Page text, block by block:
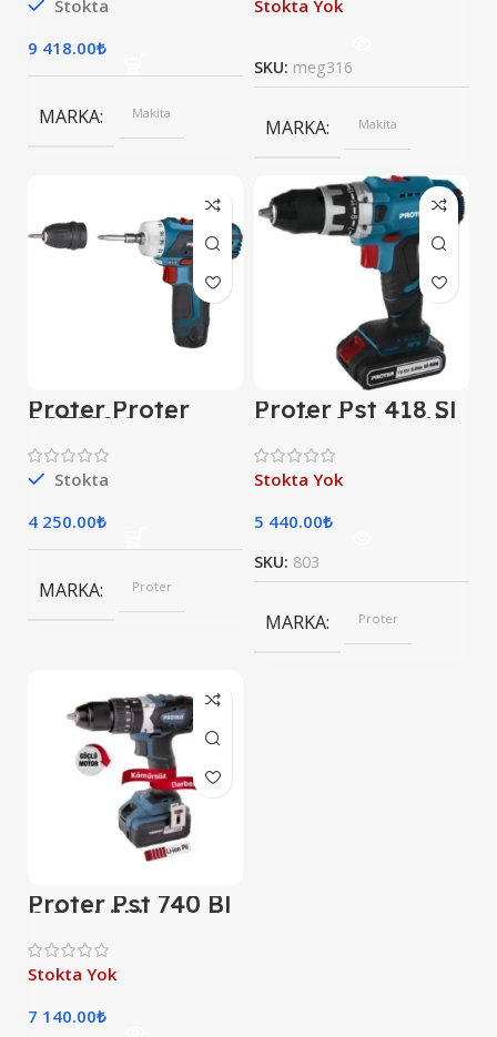
Stokta
9 418.00₺
MARKA Makita
Stokta Yok
SKU: meg316
MARKA Makita
Proter Proter
PST222 Şarjlı
Vidalama
Stokta
4 250.00₺
MARKA Proter
Proter Pst 418 Sl
Şarjlı Matkap 13
Mm
Stokta Yok
5 440.00₺
SKU: 803
MARKA Proter
Proter Pst 740 Bl
Çift Akülü
20V/4AH Darbeli
Şarjlı Matkap
Stokta Yok
7 140.00₺